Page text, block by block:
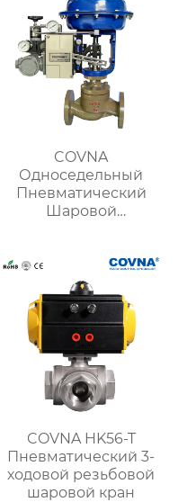
COVNA
Односедельный
Пневматический
Шаровой
COVNA HK56-T
Пневматический 3-
ходовой резьбовой
шаровой кран